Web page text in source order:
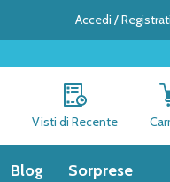
Accedi / Registrati
Visti di Recente
Blog Sorprese